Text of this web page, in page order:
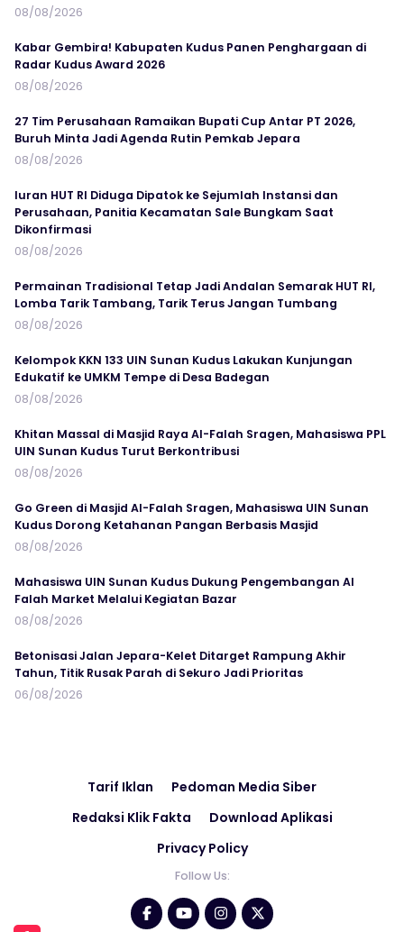
08/08/2026
Kabar Gembira! Kabupaten Kudus Panen Penghargaan di
Radar Kudus Award 2026
08/08/2026
27 Tim Perusahaan Ramaikan Bupati Cup Antar PT 2026,
Buruh Minta Jadi Agenda Rutin Pemkab Jepara
08/08/2026
Iuran HUT RI Diduga Dipatok ke Sejumlah Instansi dan
Perusahaan, Panitia Kecamatan Sale Bungkam Saat
Dikonfirmasi
08/08/2026
Permainan Tradisional Tetap Jadi Andalan Semarak HUT RI,
Lomba Tarik Tambang, Tarik Terus Jangan Tumbang
08/08/2026
Kelompok KKN 133 UIN Sunan Kudus Lakukan Kunjungan
Edukatif ke UMKM Tempe di Desa Badegan
08/08/2026
Khitan Massal di Masjid Raya Al-Falah Sragen, Mahasiswa PPL
UIN Sunan Kudus Turut Berkontribusi
08/08/2026
Go Green di Masjid Al-Falah Sragen, Mahasiswa UIN Sunan
Kudus Dorong Ketahanan Pangan Berbasis Masjid
08/08/2026
Mahasiswa UIN Sunan Kudus Dukung Pengembangan Al
Falah Market Melalui Kegiatan Bazar
08/08/2026
Betonisasi Jalan Jepara-Kelet Ditarget Rampung Akhir
Tahun, Titik Rusak Parah di Sekuro Jadi Prioritas
06/08/2026
Tarif Iklan
Pedoman Media Siber
Redaksi Klik Fakta
Download Aplikasi
Privacy Policy
Follow Us: